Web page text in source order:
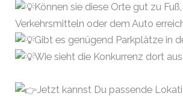
Können sie diese Orte gut zu
Verkehrsmitteln oder dem Auto
Gibt es genügend Parkplätze in
Wie sieht die Konkurrenz dort
Jetzt kannst Du passende